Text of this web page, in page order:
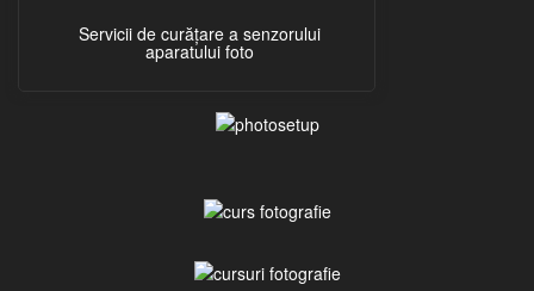
Servicii de curățare a senzorului
aparatului foto